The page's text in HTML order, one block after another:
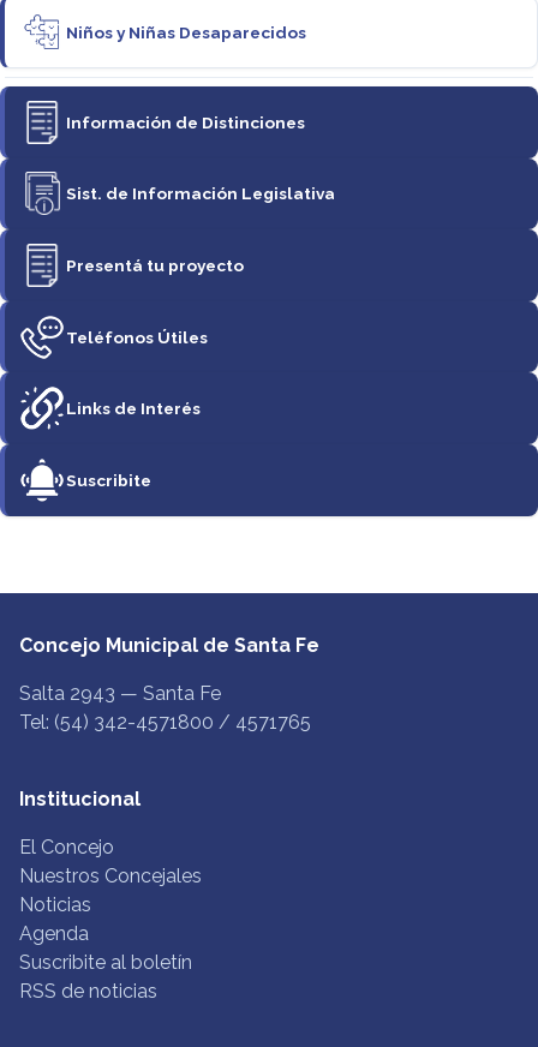
Niños y Niñas Desaparecidos
Información de Distinciones
Sist. de Información Legislativa
Presentá tu proyecto
Teléfonos Útiles
Links de Interés
Suscribite
Concejo Municipal de Santa Fe
Salta 2943 — Santa Fe
Tel: (54) 342-4571800 / 4571765
Institucional
El Concejo
Nuestros Concejales
Noticias
Agenda
Suscribite al boletín
RSS de noticias